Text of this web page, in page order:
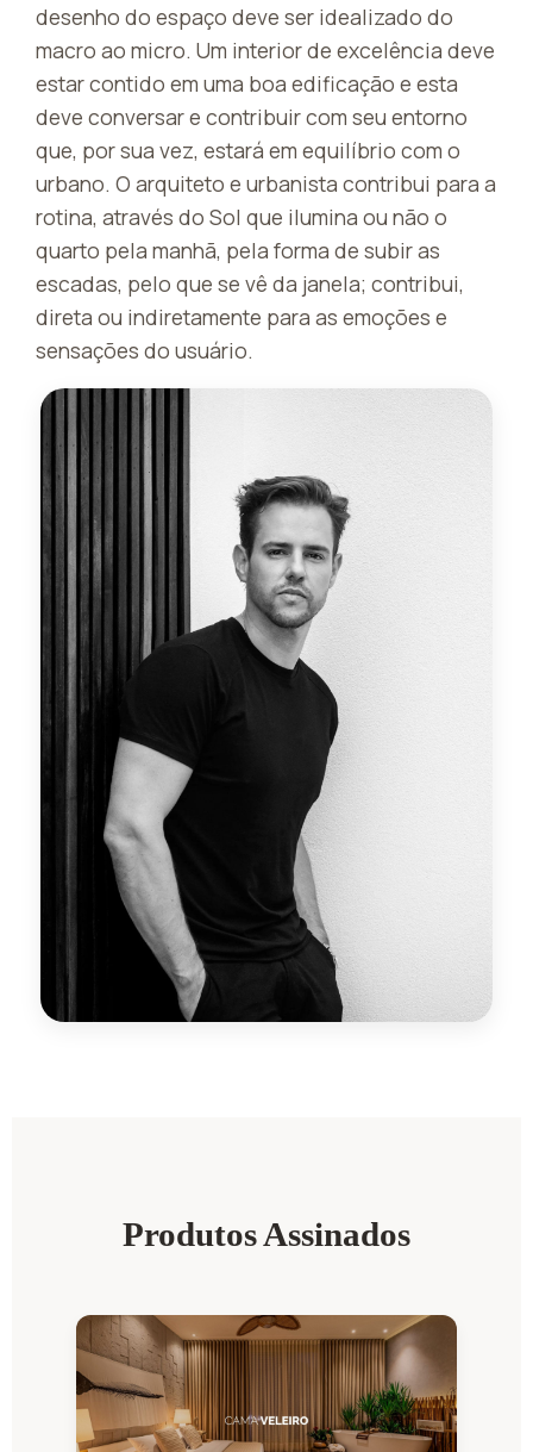
desenho do espaço deve ser idealizado do
macro ao micro. Um interior de excelência deve
estar contido em uma boa edificação e esta
deve conversar e contribuir com seu entorno
que, por sua vez, estará em equilíbrio com o
urbano. O arquiteto e urbanista contribui para a
rotina, através do Sol que ilumina ou não o
quarto pela manhã, pela forma de subir as
escadas, pelo que se vê da janela; contribui,
direta ou indiretamente para as emoções e
sensações do usuário.
Produtos Assinados